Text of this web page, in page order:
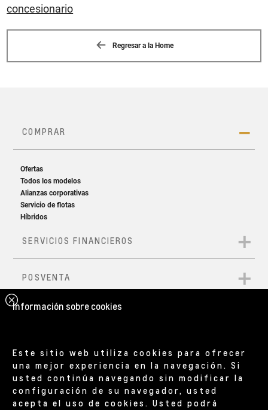
concesionario
Regresar a la Home
Información sobre cookies
Este sitio web utiliza cookies para ofrecer
una mejor experiencia en la navegación. Si
usted continúa navegando sin modificar la
configuración de su navegador, usted
acepta el uso de cookies. Usted podrá